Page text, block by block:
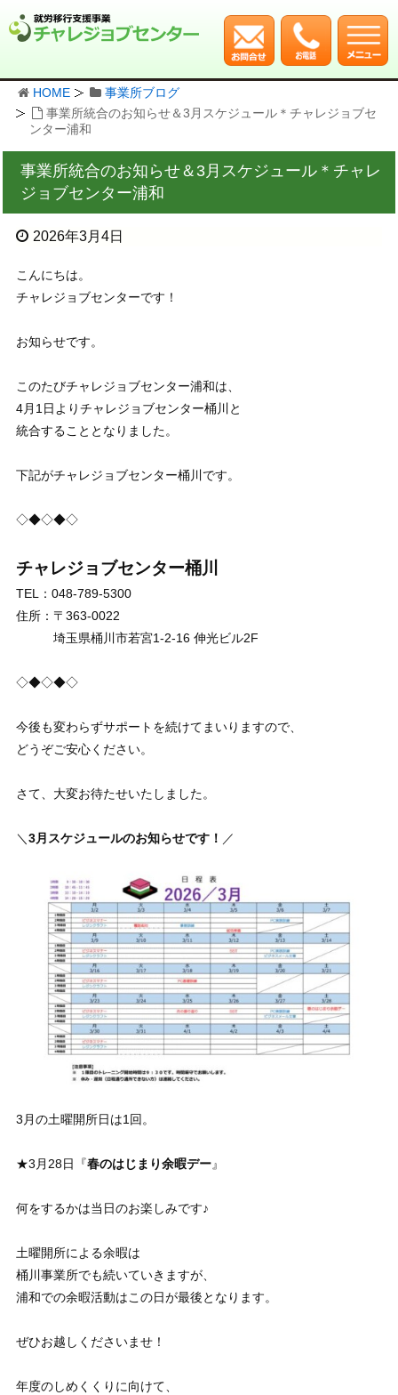
HOME
事業所ブログ
事業所統合のお知らせ＆3月スケジュール＊チャレジョブセ
ンター浦和
事業所統合のお知らせ＆3月スケジュール＊チャレ
ジョブセンター浦和
2026年3月4日
こんにちは。
チャレジョブセンターです！
お知らせです。
このたびチャレジョブセンター浦和は、
4月1日よりチャレジョブセンター桶川と
統合することとなりました。
下記がチャレジョブセンター桶川です。
◇◆◇◆◇
チャレジョブセンター桶川
TEL：048-789-5300
住所：〒363-0022
埼玉県桶川市若宮1-2-16 伸光ビル2F
◇◆◇◆◇
今後も変わらずサポートを続けてまいりますので、
どうぞご安心ください。
さて、大変お待たせいたしました。
＼ 3月スケジュールのお知らせです！ ／
3月の土曜開所日は1回。
★3月28日『春のはじまり余暇デー』
何をするかは当日のお楽しみです♪
土曜開所による余暇は
桶川事業所でも続いていきますが、
浦和での余暇活動はこの日が最後となります。
ぜひお越しくださいませ！
年度のしめくくりに向けて、